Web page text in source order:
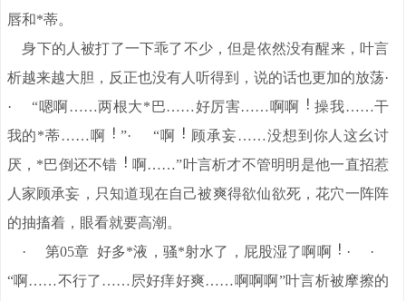
唇和*蒂。
身下的人被打了一下乖了不少，但是依然没有醒来，叶言
析越来越大胆，反正也没有人听得到，说的话也更加的放荡·
· “嗯啊……两根大*巴……好厉害……啊啊
操我……干
我的*蒂……啊
”· “啊
顾承妄……没想到你人这幺讨
厌，*巴倒还不错
啊……”叶言析才不管明明是他一直招惹
人家顾承妄，只知道现在自己被爽得欲仙欲死，花穴一阵阵
的抽搐着，眼看就要高潮。
· 第05章 好多*液，骚*射水了，屁股湿了啊啊
· ·
“啊……不行了……屄好痒好爽……啊啊啊”叶言析被摩擦的